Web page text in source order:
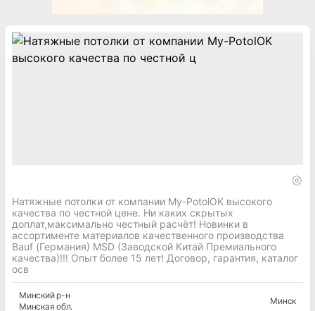
Натяжные потолки от компании My-PotolOK высокого
качества по честной цене. Ни каких скрытых
доплат,максимально честный расчёт! Новинки в
ассортименте материалов качественного производства
Bauf (Германия) MSD (Заводской Китай Премиального
качества)!!! Опыт более 15 лет! Договор, гарантия, каталог
осв
Минскийр-н
Минская обл.
Минск